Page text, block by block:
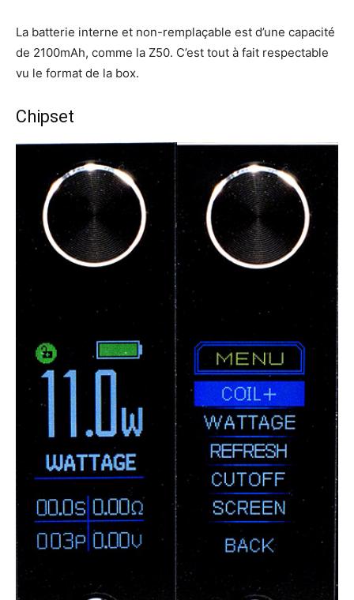
La batterie interne et non-remplaçable est d’une capacité
de 2100mAh, comme la Z50. C’est tout à fait respectable
vu le format de la box.
Chipset